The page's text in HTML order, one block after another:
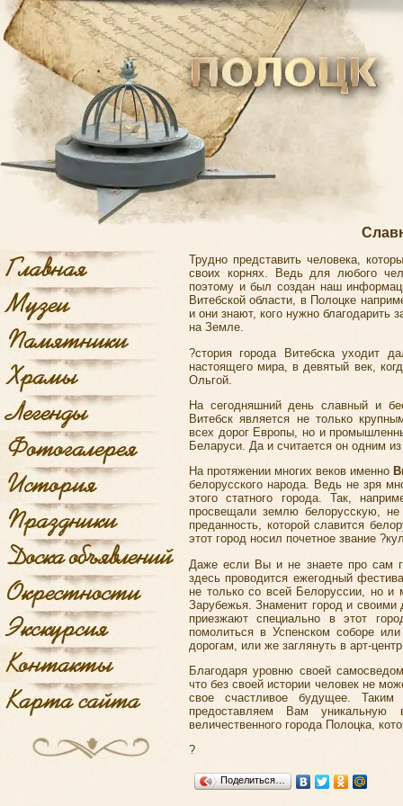
Трудно представить человека,
своих корнях. Ведь для любого
поэтому и был создан наш
Витебской области, в Полоцке
и они знают, кого нужно благодарить
на Земле.
?стория города Витебска уходит
настоящего мира, в девятый век,
Ольгой.
На сегодняшний день славный и
Витебск является не только
всех дорог Европы, но и
Беларуси. Да и считается он одним
На протяжении многих веков именно
белорусского народа. Ведь не зря
этого статного города. Так,
просвещали землю белорусскую,
преданность, которой славится
этот город носил почетное звание
Даже если Вы и не знаете про сам
здесь проводится ежегодный
не только со всей Белоруссии, но и
Зарубежья. Знаменит город и
приезжают специально в этот
помолиться в Успенском соборе
дорогам, или же заглянуть в арт-
Благодаря уровню своей
что без своей истории человек не
свое счастливое будущее.
предоставляем Вам уникальную
величественного города Полоцка ,
?
Поделиться…